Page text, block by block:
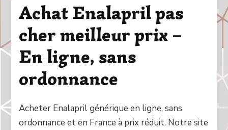
Achat Enalapril pas
cher meilleur prix –
En ligne, sans
ordonnance
Acheter Enalapril générique en ligne, sans
ordonnance et en France à prix réduit. Notre site